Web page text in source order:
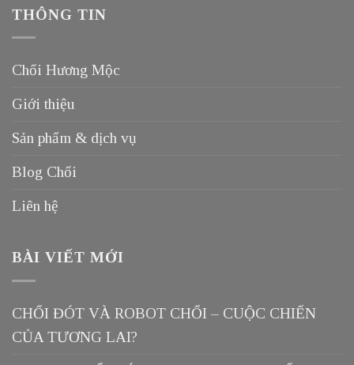
THÔNG TIN
Chổi Hương Mộc
Giới thiệu
Sản phẩm & dịch vụ
Blog Chổi
Liên hệ
BÀI VIẾT MỚI
CHỔI ĐÓT VÀ ROBOT CHỔI – CUỘC CHIẾN
CỦA TƯƠNG LAI?